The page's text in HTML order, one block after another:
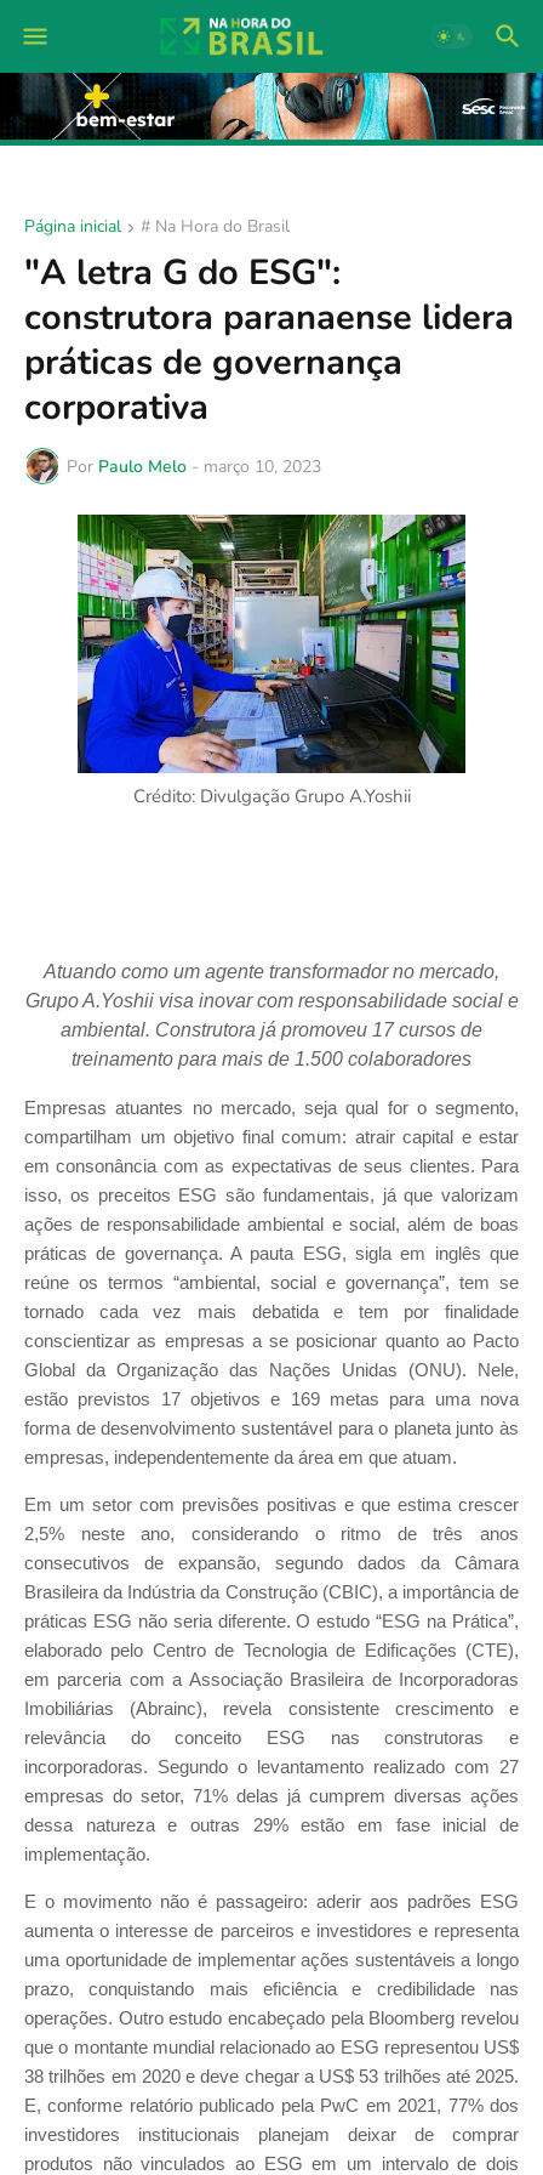
Página inicial # Na Hora do Brasil
"A letra G do ESG":
construtora paranaense lidera
práticas de governança
corporativa
Por Paulo Melo - março 10, 2023
Crédito: Divulgação Grupo A.Yoshii
Atuando como um agente transformador no mercado,
Grupo A.Yoshii visa inovar com responsabilidade social e
ambiental. Construtora já promoveu 17 cursos de
treinamento para mais de 1.500 colaboradores
Empresas atuantes no mercado, seja qual for o segmento,
compartilham um objetivo final comum: atrair capital e estar
em consonância com as expectativas de seus clientes. Para
isso, os preceitos ESG são fundamentais, já que valorizam
ações de responsabilidade ambiental e social, além de boas
práticas de governança. A pauta ESG, sigla em inglês que
reúne os termos “ambiental, social e governança”, tem se
tornado cada vez mais debatida e tem por finalidade
conscientizar as empresas a se posicionar quanto ao Pacto
Global da Organização das Nações Unidas (ONU). Nele,
estão previstos 17 objetivos e 169 metas para uma nova
forma de desenvolvimento sustentável para o planeta junto às
empresas, independentemente da área em que atuam.
Em um setor com previsões positivas e que estima crescer
2,5% neste ano, considerando o ritmo de três anos
consecutivos de expansão, segundo dados da Câmara
Brasileira da Indústria da Construção (CBIC), a importância de
práticas ESG não seria diferente. O estudo “ESG na Prática”,
elaborado pelo Centro de Tecnologia de Edificações (CTE),
em parceria com a Associação Brasileira de Incorporadoras
Imobiliárias (Abrainc), revela consistente crescimento e
relevância do conceito ESG nas construtoras e
incorporadoras. Segundo o levantamento realizado com 27
empresas do setor, 71% delas já cumprem diversas ações
dessa natureza e outras 29% estão em fase inicial de
implementação.
E o movimento não é passageiro: aderir aos padrões ESG
aumenta o interesse de parceiros e investidores e representa
uma oportunidade de implementar ações sustentáveis a longo
prazo, conquistando mais eficiência e credibilidade nas
operações. Outro estudo encabeçado pela Bloomberg revelou
que o montante mundial relacionado ao ESG representou US$
38 trilhões em 2020 e deve chegar a US$ 53 trilhões até 2025.
E, conforme relatório publicado pela PwC em 2021, 77% dos
investidores institucionais planejam deixar de comprar
produtos não vinculados ao ESG em um intervalo de dois